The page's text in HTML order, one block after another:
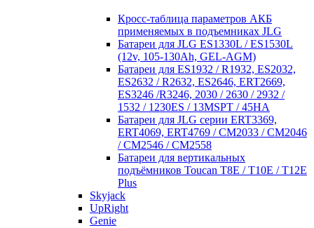
Кросc-таблица параметров АКБ
применяемых в подъемниках JLG
Батареи для JLG ES1330L / ES1530L
(12v, 105-130Ah, GEL-AGM)
Батареи для ES1932 / R1932, ES2032,
ES2632 / R2632, ES2646, ERT2669,
ES3246 /R3246, 2030 / 2630 / 2932 /
1532 / 1230ES / 13MSPT / 45HA
Батареи для JLG серии ERT3369,
ERT4069, ERT4769 / CM2033 / CM2046
/ CM2546 / CM2558
Батареи для вертикальных
подъёмников Toucan T8E / T10E / T12E
Plus
Skyjack
UpRight
Genie